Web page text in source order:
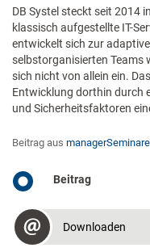
DB Systel steckt seit 2014
klassisch aufgestellte IT-
entwickelt sich zur
selbstorganisierten Teams
sich nicht von allein ein.
Entwicklung dorthin durch
und Sicherheitsfaktoren
Beitrag aus
Beitrag
Downloaden